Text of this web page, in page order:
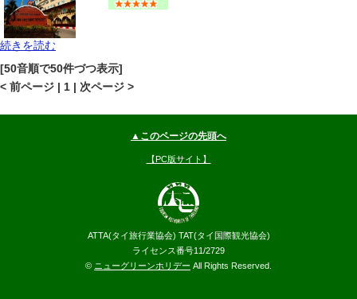
続きを読む
[50音順で50件づつ表示]
< 前ページ | 1 | 次ページ >
▲このページの先頭へ
【PC版サイト】
ATTA(タイ旅行業協会) TAT(タイ国際観光協会)
ライセンス番号11/2729
© ニューグリーンホリデー All Rights Reserved.